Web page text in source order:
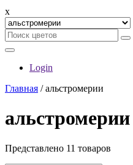
x
Login
Главная / альстромерии
альстромерии
Представлено 11 товаров